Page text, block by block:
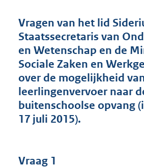
n
d
s
g
r
o
o
t
t
Vragen van het lid
Staatssecretaris van
en Wetenschap en de
Sociale Zaken en
over de mogelijkheid
leerlingenvervoer naar
buitenschoolse opvang
17 juli 2015).
Vraag 1